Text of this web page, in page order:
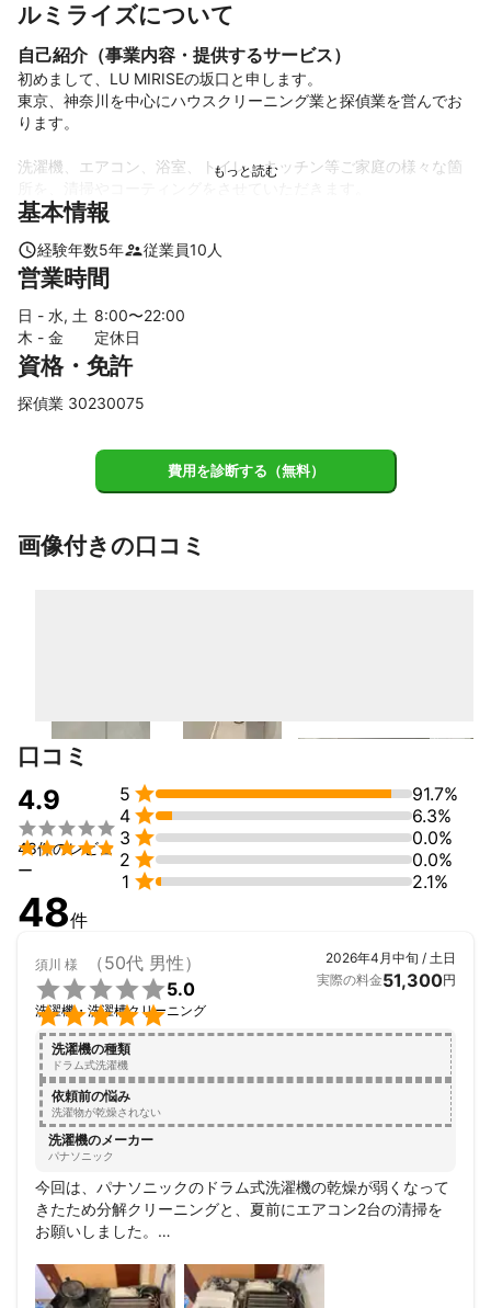
ルミライズについて
自己紹介（事業内容・提供するサービス）
初めまして、LU MIRISEの坂口と申します。
東京、神奈川を中心にハウスクリーニング業と探偵業を営んでお
ります。
洗濯機、エアコン、浴室、トイレ、キッチン等ご家庭の様々な箇
思います。
洗濯槽の見えない箇所には、想像以上の汚れやカビが張り付いて
縦型、ドラム式どちらも対応しております。
探偵業は不倫調査、浮気調査をメインに行なっております。会社
ずは私たちにご相談ください。ご依頼者にご安心してお任せいた
基本情報
経験年数5年 従業員10 人
営業時間
日 - 水, 土 8:00〜22:00
木 - 金
定休日
資格・免許
探偵業 30230075
費用を診断する（無料）
画像付きの口コミ
口コミ
4.9


48件のレビュ
ー
5 
91.7%
4 
6.3%
3 
0.0%
2 
0.0%
1  2.1%
48件
須川 様 （50代 男性）


5.0
洗濯機・洗濯槽クリーニング
2026年4月中旬 / 土日
実際の料金51,300円
洗濯機の種類
ドラム式洗濯機
依頼前の悩み
洗濯物が乾燥されない
洗濯機のメーカー
パナソニック
今回は、パナソニックのドラム式洗濯機の乾燥が弱くなって
きたため分解クリーニングと、夏前にエアコン2台の清掃を
お願いしました。
明してくれて、作業中もこまめに声をかけてくれたので安心
してお任せできました。